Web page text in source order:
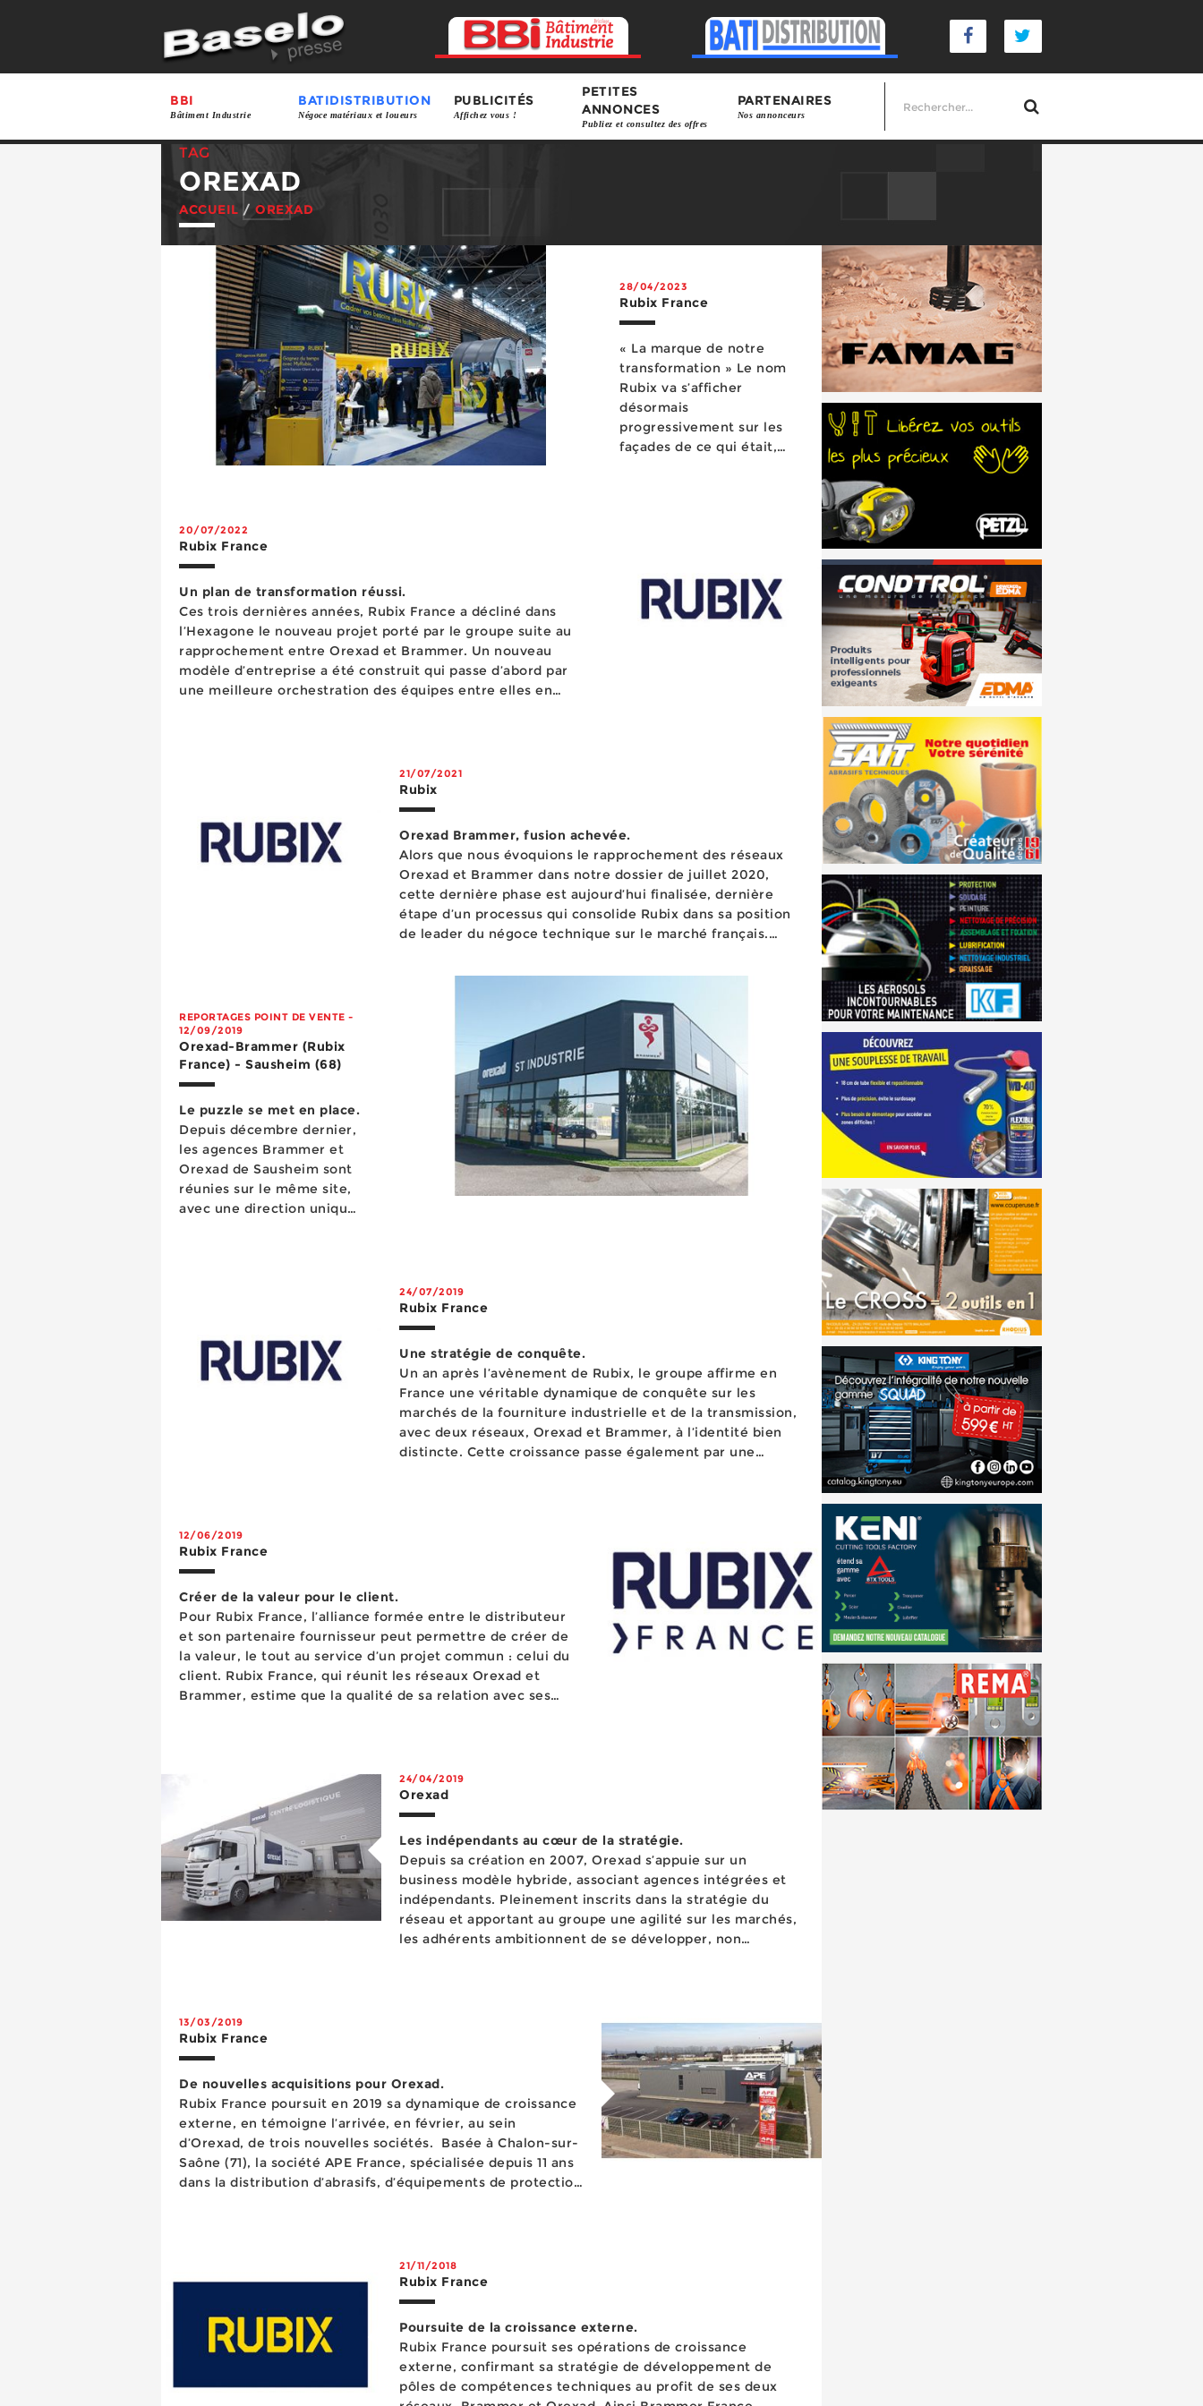
BBI
Bâtiment Industrie
BATIDISTRIBUTION
Négoce matériaux et loueurs
PUBLICITÉS
Affichez vous !
PETITES
ANNONCES
Publiez et consultez des offres
PARTENAIRES
Nos annonceurs
TAG
OREXAD
ACCUEIL / OREXAD
28/04/2023
Rubix France
« La marque de notre
transformation » Le nom
Rubix va s’afficher
désormais
progressivement sur les
façades de ce qui était,
20/07/2022
Rubix France
Un plan de transformation réussi.
Ces trois dernières années, Rubix France a décliné dans
l’Hexagone le nouveau projet porté par le groupe suite au
rapprochement entre Orexad et Brammer. Un nouveau
modèle d’entreprise a été construit qui passe d’abord par
une meilleure orchestration des équipes entre elles en
21/07/2021
Rubix
Orexad Brammer, fusion achevée.
Alors que nous évoquions le rapprochement des réseaux
Orexad et Brammer dans notre dossier de juillet 2020,
cette dernière phase est aujourd’hui finalisée, dernière
étape d’un processus qui consolide Rubix dans sa position
de leader du négoce technique sur le marché français.
continu&eacut...
REPORTAGES POINT DE VENTE -
12/09/2019
Orexad-Brammer (Rubix
France) - Sausheim (68)
Le puzzle se met en place.
Depuis décembre dernier,
les agences Brammer et
Orexad de Sausheim sont
réunies sur le même site,
avec une direction unique.
24/07/2019
Rubix France
Une stratégie de conquête.
Un an après l’avènement de Rubix, le groupe affirme en
France une véritable dynamique de conquête sur les
marchés de la fourniture industrielle et de la transmission,
avec deux réseaux, Orexad et Brammer, à l’identité bien
distincte. Cette croissance passe également par une
12/06/2019
Rubix France
Créer de la valeur pour le client.
Pour Rubix France, l’alliance formée entre le distributeur
et son partenaire fournisseur peut permettre de créer de
la valeur, le tout au service d’un projet commun : celui du
client. Rubix France, qui réunit les réseaux Orexad et
Brammer, estime que la qualité de sa relation avec ses
24/04/2019
Orexad
Les indépendants au cœur de la stratégie.
Depuis sa création en 2007, Orexad s’appuie sur un
business modèle hybride, associant agences intégrées et
indépendants. Pleinement inscrits dans la stratégie du
réseau et apportant au groupe une agilité sur les marchés,
les adhérents ambitionnent de se développer, non
13/03/2019
Rubix France
De nouvelles acquisitions pour Orexad.
Rubix France poursuit en 2019 sa dynamique de croissance
externe, en témoigne l’arrivée, en février, au sein
d’Orexad, de trois nouvelles sociétés. Basée à Chalon-sur-
Saône (71), la société APE France, spécialisée depuis 11 ans
dans la distribution d’abrasifs, d’équipements de protection
21/11/2018
Rubix France
Poursuite de la croissance externe.
Rubix France poursuit ses opérations de croissance
externe, confirmant sa stratégie de développement de
pôles de compétences techniques au profit de ses deux